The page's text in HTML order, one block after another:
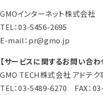
GMOインターネット株式会
TEL：03-5456-2695
E-mail：pr@gmo.jp
【サービスに関するお問い合わ
GMO TECH株式会社 アドテク
TEL：03-5489-6270 FAX：